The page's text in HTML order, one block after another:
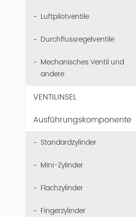
Luftpilotventile
Durchflussregelventile
Mechanisches Ventil und
andere
VENTILINSEL
Ausführungskomponente
Standardzylinder
Mini-Zylinder
Flachzylinder
Fingerzylinder